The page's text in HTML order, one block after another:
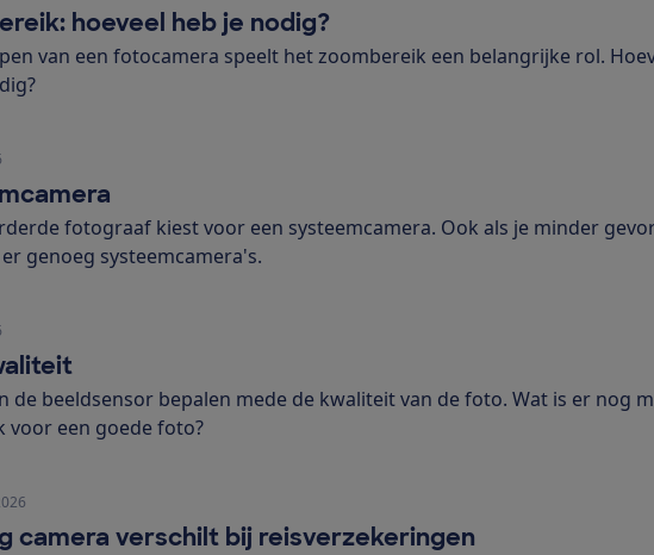
hoeveel heb je nodig?
van een fotocamera speelt het zoombereik een belangrijke rol.
fotograaf kiest voor een systeemcamera. Ook als je minder
genoeg systeemcamera's.
de beeldsensor bepalen mede de kwaliteit van de foto. Wat is er nog
voor een goede foto?
camera verschilt bij reisverzekeringen